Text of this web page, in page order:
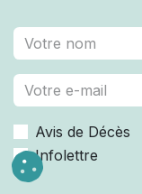
Avis de Décès
Infolettre